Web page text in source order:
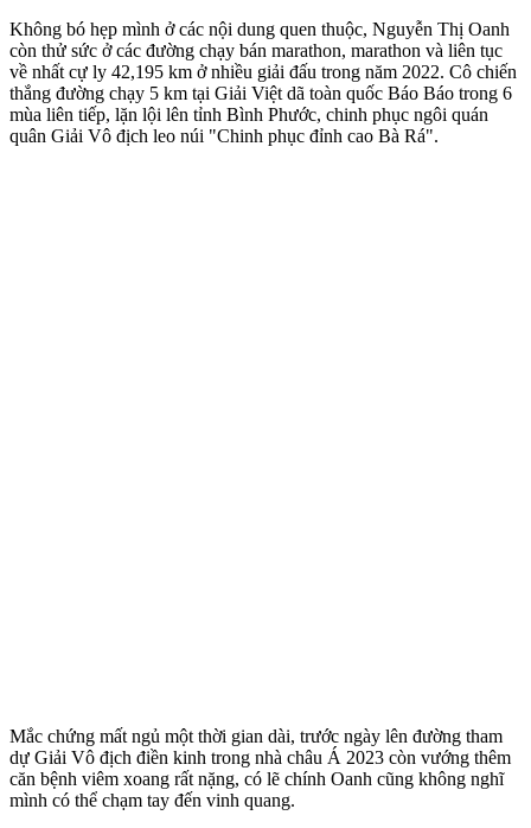
Không bó hẹp mình ở các nội dung quen thuộc, Nguyễn Thị Oanh
còn thử sức ở các đường chạy bán marathon, marathon và liên tục
về nhất cự ly 42,195 km ở nhiều giải đấu trong năm 2022. Cô chiến
thắng đường chạy 5 km tại Giải Việt dã toàn quốc Báo Báo trong 6
mùa liên tiếp, lặn lội lên tỉnh Bình Phước, chinh phục ngôi quán
quân Giải Vô địch leo núi "Chinh phục đỉnh cao Bà Rá".
Mắc chứng mất ngủ một thời gian dài, trước ngày lên đường tham
dự Giải Vô địch điền kinh trong nhà châu Á 2023 còn vướng thêm
căn bệnh viêm xoang rất nặng, có lẽ chính Oanh cũng không nghĩ
mình có thể chạm tay đến vinh quang.